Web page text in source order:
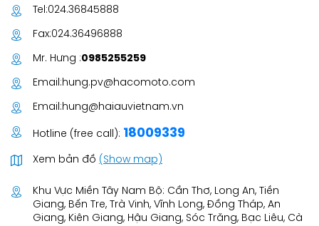
Tel:024.36845888
Fax:024.36496888
Mr. Hưng :0985255259
Email:hung.pv@hacomoto.com
Email:hung@haiauvietnam.vn
Hotline (free call): 18009339
Xem bản đồ (Show map)
Khu Vực Miền Tây Nam Bộ: Cần Thơ, Long An, Tiền
Giang, Bến Tre, Trà Vinh, Vĩnh Long, Đồng Tháp, An
Giang, Kiên Giang, Hậu Giang, Sóc Trăng, Bạc Liêu, Cà